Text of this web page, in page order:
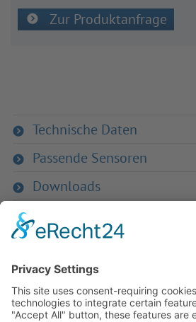
Zur Produktanfrage
Technische Daten
Passende Sensoren
Downloads
Zurück zur Übersicht
Haben Sie Fra­gen an uns?